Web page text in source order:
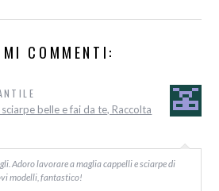
COMMENTI:
belle e fai da te, Raccolta
Adoro lavorare a maglia cappelli e sciarpe di
modelli, fantastico!